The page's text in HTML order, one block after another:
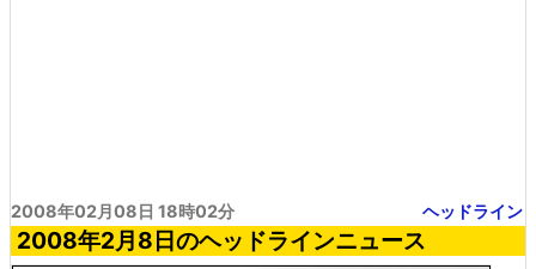
2008年02月08日 18時02分 ヘッドライン
2008年2月8日のヘッドラインニュース